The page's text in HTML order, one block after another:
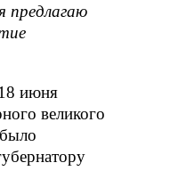
предлагаю
июня
великого